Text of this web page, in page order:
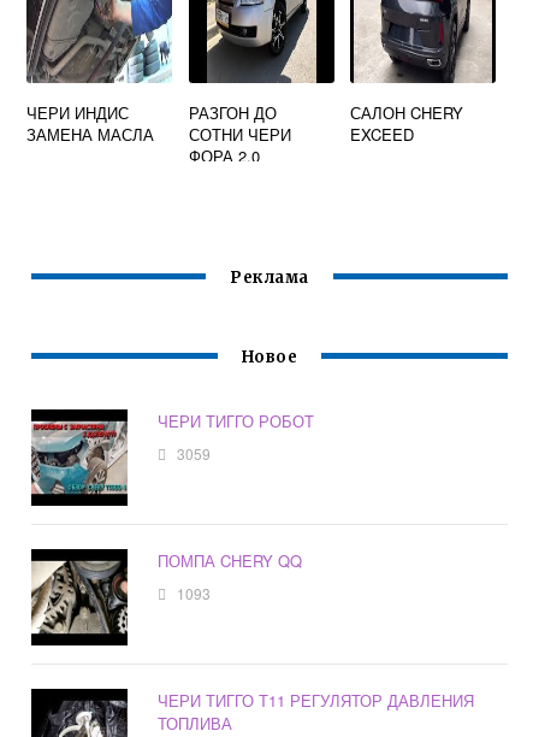
ЧЕРИ ИНДИС
ЗАМЕНА МАСЛА
РАЗГОН ДО
СОТНИ ЧЕРИ
ФОРА 2.0
САЛОН CHERY
EXCEED
Реклама
Новое
ЧЕРИ ТИГГО РОБОТ
3059
ПОМПА CHERY QQ
1093
ЧЕРИ ТИГГО Т11 РЕГУЛЯТОР ДАВЛЕНИЯ
ТОПЛИВА